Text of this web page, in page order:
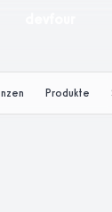
Produkte